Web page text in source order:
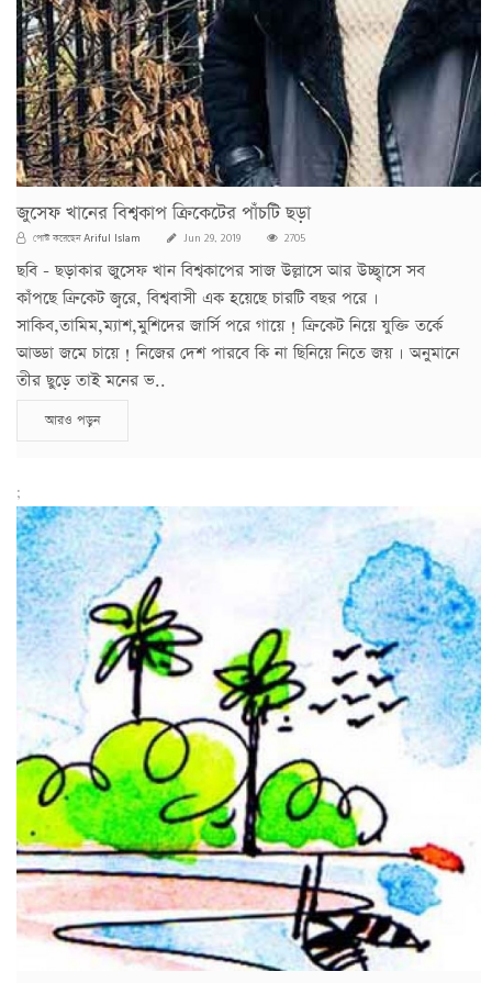
জুসেফ খানের বিশ্বকাপ ক্রিকেটের পাঁচটি ছড়া
পোস্ট করেছেনAriful Islam Jun 29, 2019 2705
ছবি - ছড়াকার জুসেফ খান বিশ্বকাপের সাজ উল্লাসে আর উচ্ছ্বাসে সব
কাঁপছে ক্রিকেট জ্বরে, বিশ্ববাসী এক হয়েছে চারটি বছর পরে ।
সাকিব,তামিম,ম্যাশ,মুশিদের জার্সি পরে গায়ে ! ক্রিকেট নিয়ে যুক্তি তর্কে
আড্ডা জমে চায়ে ! নিজের দেশ পারবে কি না ছিনিয়ে নিতে জয় । অনুমানে
তীর ছুড়ে তাই মনের ভ..
আরও পড়ুন
;